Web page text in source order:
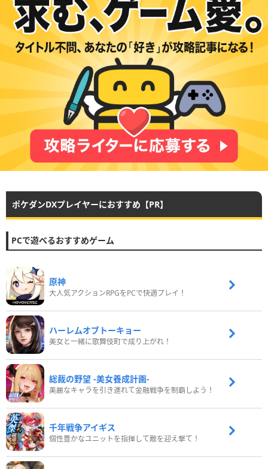
ポケダンDXプレイヤーにおすすめ【PR】
PCで遊べるおすすめゲーム
原神
大人気アクションRPGをPCで快適プレイ！
ハーレムオブトーキョー
美女と一緒に歌舞伎町で成り上がれ！
総裁の野望 -美女養成計画-
美麗なキャラを引き連れて金融戦争を制覇しよう！
千年戦争アイギス
個性豊かなユニットを指揮して敵を迎え撃て！